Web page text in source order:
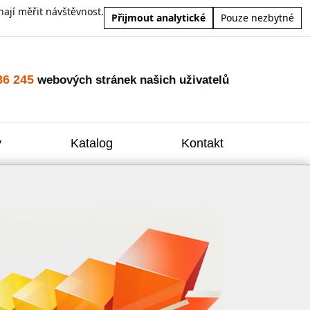
měřit návštěvnost.
Přijmout analytické Pouze nezbytné
245 webových stránek našich uživatelů
Katalog Kontakt